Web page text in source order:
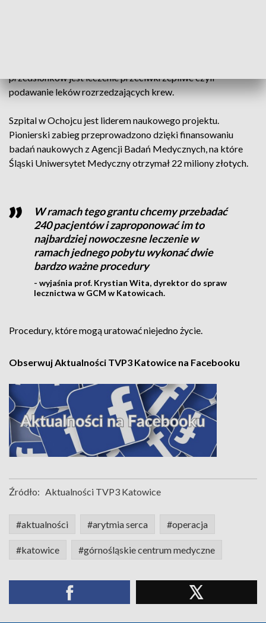
przedsionków jest leczenie przeciwkrzepliwe czyli
podawanie leków rozrzedzających krew.
Szpital w Ochojcu jest liderem naukowego projektu.
Pionierski zabieg przeprowadzono dzięki finansowaniu
badań naukowych z Agencji Badań Medycznych, na które
Śląski Uniwersytet Medyczny otrzymał 22 miliony złotych.
W ramach tego grantu chcemy przebadać
240 pacjentów i zaproponować im to
najbardziej nowoczesne leczenie w
ramach jednego pobytu wykonać dwie
bardzo ważne procedury
- wyjaśnia prof. Krystian Wita, dyrektor do spraw
lecznictwa w GCM w Katowicach.
Procedury, które mogą uratować niejedno życie.
Obserwuj Aktualności TVP3 Katowice na Facebooku
Źródło: Aktualności TVP3 Katowice
#aktualności #arytmia serca #operacja
#katowice #górnośląskie centrum medyczne